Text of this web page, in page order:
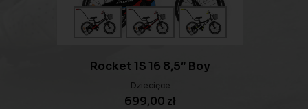
Rocket 1S 16 8,5″ Boy
Dziecięce
699,00 zł